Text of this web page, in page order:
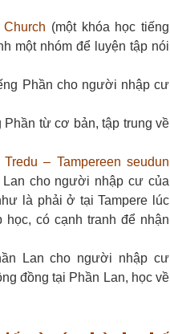
(một khóa học tiếng
một nhóm để luyện tập nói
Phần cho người nhập cư
từ cơ bản, tập trung về
– Tampereen seudun
cho người nhập cư của
là phải ở tại Tampere lúc
có cạnh tranh để nhận
Lan cho người nhập cư
đồng tại Phần Lan, học về